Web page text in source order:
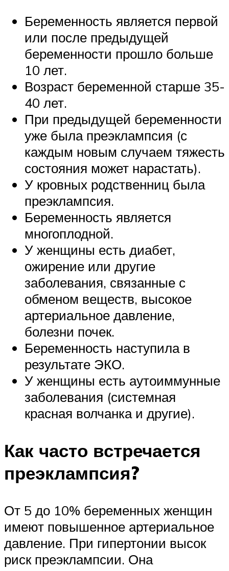
Беременность является первой
или после предыдущей
беременности прошло больше
10 лет.
Возраст беременной старше 35-
40 лет.
При предыдущей беременности
уже была преэклампсия (с
каждым новым случаем тяжесть
состояния может нарастать).
У кровных родственниц была
преэклампсия.
Беременность является
многоплодной.
У женщины есть диабет,
ожирение или другие
заболевания, связанные с
обменом веществ, высокое
артериальное давление,
болезни почек.
Беременность наступила в
результате ЭКО.
У женщины есть аутоиммунные
заболевания (системная
красная волчанка и другие).
Как часто встречается
преэклампсия?
От 5 до 10% беременных женщин
имеют повышенное артериальное
давление. При гипертонии высок
риск преэклампсии. Она